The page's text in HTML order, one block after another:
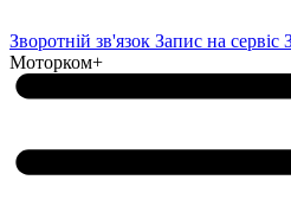
Зворотній зв'язок Запис на сервіс
Моторком+